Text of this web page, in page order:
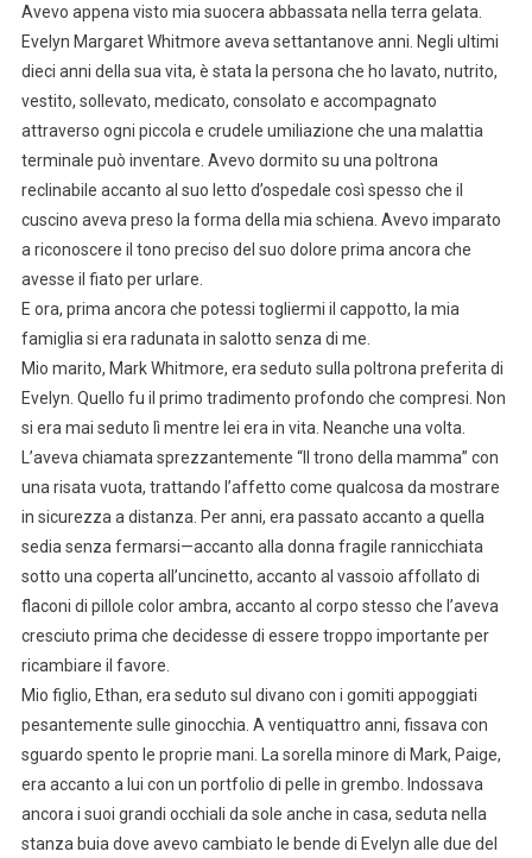
Avevo appena visto mia suocera abbassata nella terra gelata.
Evelyn Margaret Whitmore aveva settantanove anni. Negli ultimi
dieci anni della sua vita, è stata la persona che ho lavato, nutrito,
vestito, sollevato, medicato, consolato e accompagnato
attraverso ogni piccola e crudele umiliazione che una malattia
terminale può inventare. Avevo dormito su una poltrona
reclinabile accanto al suo letto d’ospedale così spesso che il
cuscino aveva preso la forma della mia schiena. Avevo imparato
a riconoscere il tono preciso del suo dolore prima ancora che
avesse il fiato per urlare.
E ora, prima ancora che potessi togliermi il cappotto, la mia
famiglia si era radunata in salotto senza di me.
Mio marito, Mark Whitmore, era seduto sulla poltrona preferita di
Evelyn. Quello fu il primo tradimento profondo che compresi. Non
si era mai seduto lì mentre lei era in vita. Neanche una volta.
L’aveva chiamata sprezzantemente “Il trono della mamma” con
una risata vuota, trattando l’affetto come qualcosa da mostrare
in sicurezza a distanza. Per anni, era passato accanto a quella
sedia senza fermarsi—accanto alla donna fragile rannicchiata
sotto una coperta all’uncinetto, accanto al vassoio affollato di
flaconi di pillole color ambra, accanto al corpo stesso che l’aveva
cresciuto prima che decidesse di essere troppo importante per
ricambiare il favore.
Mio figlio, Ethan, era seduto sul divano con i gomiti appoggiati
pesantemente sulle ginocchia. A ventiquattro anni, fissava con
sguardo spento le proprie mani. La sorella minore di Mark, Paige,
era accanto a lui con un portfolio di pelle in grembo. Indossava
ancora i suoi grandi occhiali da sole anche in casa, seduta nella
stanza buia dove avevo cambiato le bende di Evelyn alle due del